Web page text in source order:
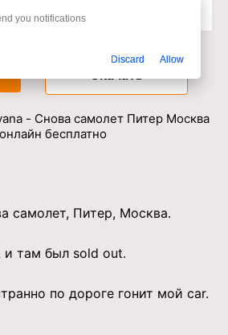
музыкальному сервису
Скачать
- Снова самолет Питер Москва
бесплатно
самолет, Питер, Москва.
и там был sold out.
по дороге гонит мой car.
you notifications
Discard Allow